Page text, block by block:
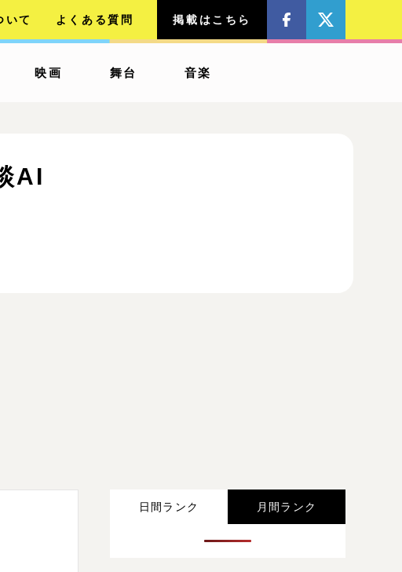
いて よくある質問 掲載はこちら
映画 舞台 音楽
AI
日間ランク 月間ランク